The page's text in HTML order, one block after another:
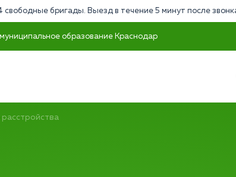
свободные бригады. Выезд в течение 5 минут после
образование Краснодар